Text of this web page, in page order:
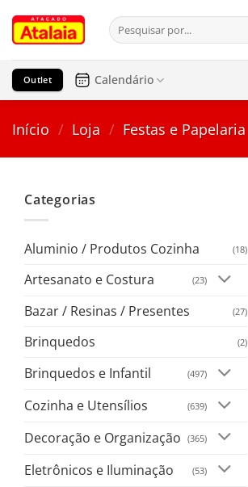
para
conteúdo
Pesquisar
por:
Outlet Calendário
Início / Loja / Festas e Papelaria
Categorias
Aluminio / Produtos Cozinha (18)
Artesanato e Costura (23)
Bazar / Resinas / Presentes (27)
Brinquedos (2)
Brinquedos e Infantil (497)
Cozinha e Utensílios (639)
Decoração e Organização (365)
Eletrônicos e Iluminação (53)